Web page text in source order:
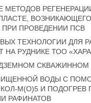
МЕТОДОВ
ПРИ ПРОВЕДЕНИИ ПСВ
ТЕХНОЛОГИИ ДЛЯ
НА РУДНИКЕ ТОО
СКВАЖИННОМ
ВОДЫ С
М(О)5 И ПОДОГРЕВ
РАФИНАТОВ